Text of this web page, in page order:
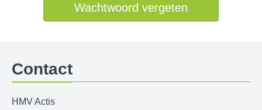
Wachtwoord vergeten
Contact
HMV Actis